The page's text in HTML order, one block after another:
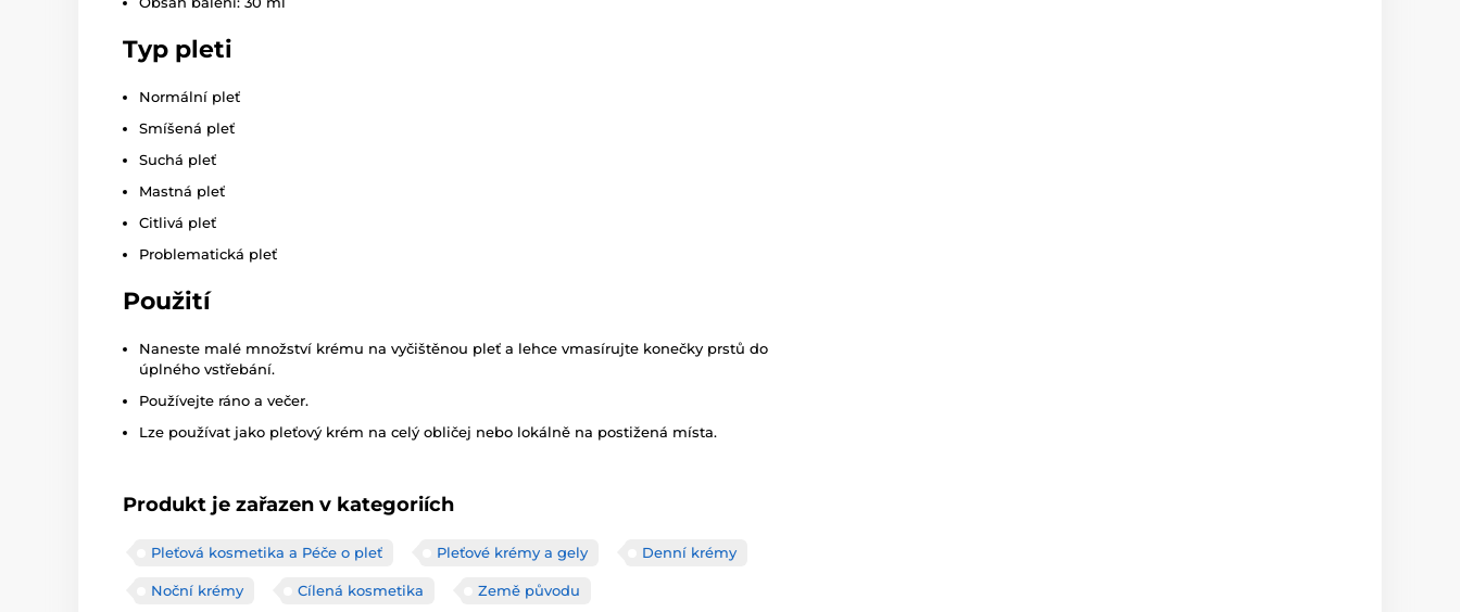
Typ pleti
Normální pleť
Smíšená pleť
Suchá pleť
Mastná pleť
Citlivá pleť
Problematická pleť
Použití
Naneste malé množství krému na vyčištěnou pleť a lehce vmasírujte konečky prstů do
úplného vstřebání.
Používejte ráno a večer.
Lze používat jako pleťový krém na celý obličej nebo lokálně na postižená místa.
Produkt je zařazen v kategoriích
Pleťová kosmetika a Péče o pleť Pleťové krémy a gely Denní krémy
Noční krémy Cílená kosmetika Země původu